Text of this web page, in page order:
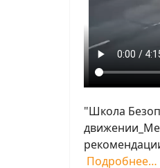
"Школа
Подробнее…